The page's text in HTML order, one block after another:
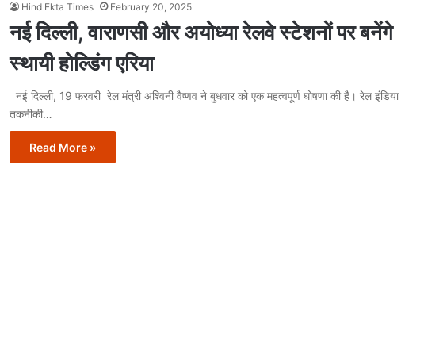
Hind Ekta Times February 20, 2025
नई दिल्ली, वाराणसी और अयोध्या रेलवे स्टेशनों पर बनेंगे
स्थायी होल्डिंग एरिया
नई दिल्ली, 19 फरवरी रेल मंत्री अश्विनी वैष्णव ने बुधवार को एक महत्वपूर्ण घोषणा की है। रेल इंडिया
तकनीकी…
Read More »